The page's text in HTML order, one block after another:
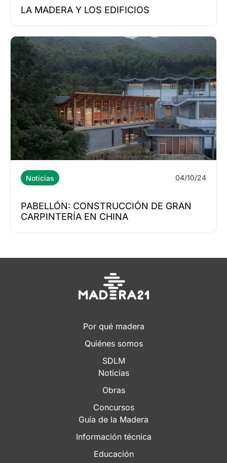
LA MADERA Y LOS EDIFICIOS
Noticias 04/10/24
PABELLÓN: CONSTRUCCIÓN DE GRAN
CARPINTERÍA EN CHINA
Por qué madera
Quiénes somos
SDLM
Noticias
Obras
Concursos
Guía de la Madera
Información técnica
Educación